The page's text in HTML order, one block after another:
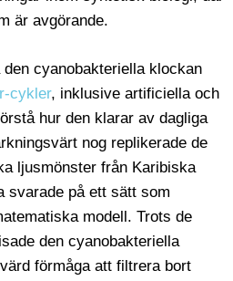
är avgörande.
cyanobakteriella klockan
cykler, inklusive artificiella och
hur den klarar av dagliga
nog replikerade de
ljusmönster från Karibiska
svarade på ett sätt som
modell. Trots de
den cyanobakteriella
förmåga att filtrera bort